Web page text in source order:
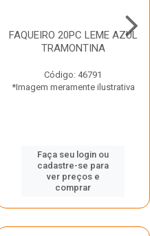
FAQUEIRO 20PC LEME AZUL
TRAMONTINA
Código: 46791
*Imagem meramente ilustrativa
Faça seu login ou
cadastre-se para
ver preços e
comprar